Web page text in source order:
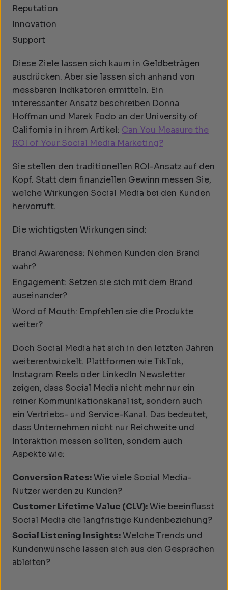
Reputation
Innovation
Support
Diese Ziele lassen sich kaum in Geldbeträgen
ausdrücken. Aber sie lassen sich anhand von
messbaren Indikatoren ermitteln. Ein
interessanter Ansatz beschreiben Donna
Hoffman und Marek Fodo an der University of
California in ihrem Artikel: Can You Measure the
ROI of Your Social Media Marketing?
Sie stellen den traditionellen ROI-Ansatz auf den
Kopf. Statt dem finanziellen Gewinn messen Sie,
welche Wirkungen Social Media bei den Kunden
hervorruft.
Die wichtigsten Wirkungen sind:
Brand Awareness: Nehmen Kunden den Brand
wahr?
Engagement: Setzen sie sich mit dem Brand
auseinander?
Word of Mouth: Empfehlen sie die Produkte
weiter?
Doch Social Media hat sich in den letzten Jahren
weiterentwickelt. Plattformen wie TikTok,
Instagram Reels oder LinkedIn Newsletter
zeigen, dass Social Media nicht mehr nur ein
reiner Kommunikationskanal ist, sondern auch
ein Vertriebs- und Service-Kanal. Das bedeutet,
dass Unternehmen nicht nur Reichweite und
Interaktion messen sollten, sondern auch
Aspekte wie:
Conversion Rates:Wie viele Social Media-
Nutzer werden zu Kunden?
Customer Lifetime Value (CLV):Wie beeinflusst
Social Media die langfristige Kundenbeziehung?
Social Listening Insights:Welche Trends und
Kundenwünsche lassen sich aus den Gesprächen
ableiten?